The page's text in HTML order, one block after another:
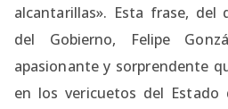
alcantarillas». Esta frase, del
del Gobierno, Felipe
apasionante y sorprendente
en los vericuetos del